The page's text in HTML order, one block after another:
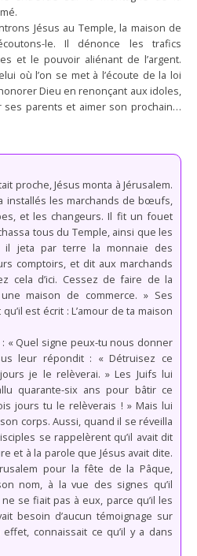
Jésus au Temple, la maison de
le. Il dénonce les trafics
et le pouvoir aliénant de l’argent.
où l’on se met à l’écoute de la loi
Dieu en renonçant aux idoles,
parents et aimer son prochain…
proche, Jésus monta à Jérusalem.
installés les marchands de bœufs,
et les changeurs. Il fit un fouet
tous du Temple, ainsi que les
jeta par terre la monnaie des
comptoirs, et dit aux marchands
cela d’ici. Cessez de faire de la
maison de commerce. » Ses
est écrit : L’amour de ta maison
: « Quel signe peux-tu nous donner
leur répondit : « Détruisez ce
je le relèverai. » Les Juifs lui
quarante-six ans pour bâtir ce
jours tu le relèverais ! » Mais lui
corps. Aussi, quand il se réveilla
se rappelèrent qu’il avait dit
et à la parole que Jésus avait dite.
pour la fête de la Pâque,
nom, à la vue des signes qu’il
se fiait pas à eux, parce qu’il les
besoin d’aucun témoignage sur
effet, connaissait ce qu’il y a dans